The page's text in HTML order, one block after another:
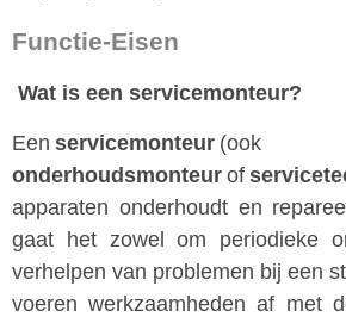
Functie-Eisen
Wat is een servicemonteur?
Een servicemonteur
onderhoudsmonteur of
apparaten onderhoudt en
gaat het zowel om periodieke
verhelpen van problemen bij een
voeren werkzaamheden af met